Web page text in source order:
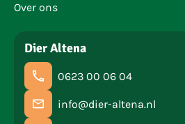
Over ons
Dier Altena
0623 00 06 04
info@dier-altena.nl